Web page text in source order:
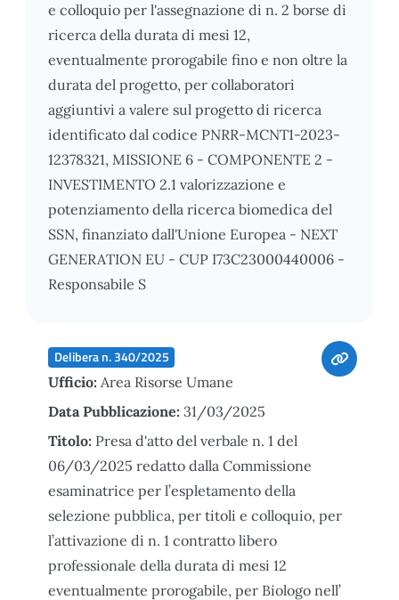
e colloquio per l'assegnazione di n. 2 borse di
ricerca della durata di mesi 12,
eventualmente prorogabile fino e non oltre la
durata del progetto, per collaboratori
aggiuntivi a valere sul progetto di ricerca
identificato dal codice PNRR-MCNT1-2023-
12378321, MISSIONE 6 - COMPONENTE 2 -
INVESTIMENTO 2.1 valorizzazione e
potenziamento della ricerca biomedica del
SSN, finanziato dall'Unione Europea - NEXT
GENERATION EU - CUP I73C23000440006 -
Responsabile S
Delibera n. 340/2025
Ufficio: Area Risorse Umane
Data Pubblicazione: 31/03/2025
Titolo: Presa d'atto del verbale n. 1 del
06/03/2025 redatto dalla Commissione
esaminatrice per l’espletamento della
selezione pubblica, per titoli e colloquio, per
l’attivazione di n. 1 contratto libero
professionale della durata di mesi 12
eventualmente prorogabile, per Biologo nell’